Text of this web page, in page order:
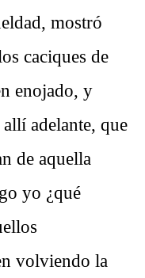
mostró
caciques de
enojado, y
adelante, que
de aquella
yo ¿qué
volviendo la